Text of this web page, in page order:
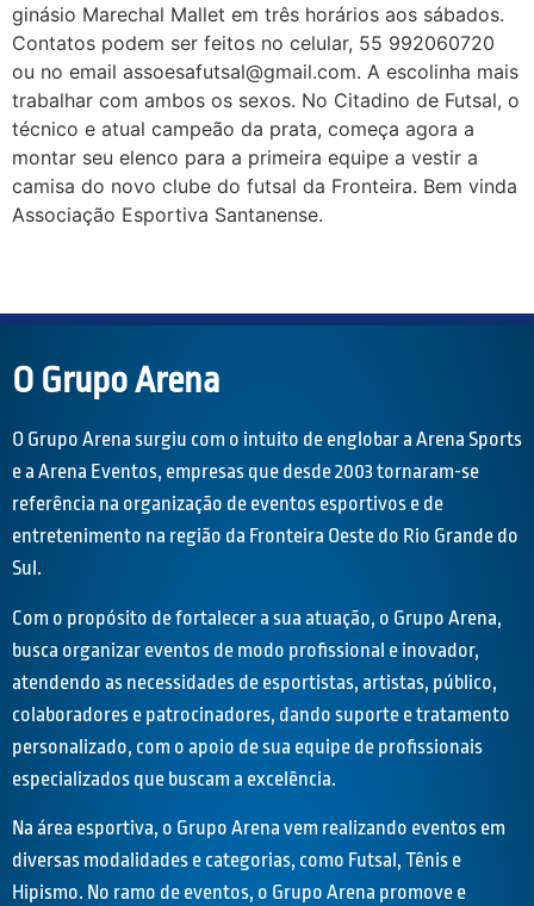
ginásio Marechal Mallet em três horários aos sábados.
Contatos podem ser feitos no celular, 55 992060720
ou no email assoesafutsal@gmail.com. A escolinha mais
trabalhar com ambos os sexos. No Citadino de Futsal, o
técnico e atual campeão da prata, começa agora a
montar seu elenco para a primeira equipe a vestir a
camisa do novo clube do futsal da Fronteira. Bem vinda
Associação Esportiva Santanense.
O Grupo Arena
O Grupo Arena surgiu com o intuito de englobar a Arena Sports
e a Arena Eventos, empresas que desde 2003 tornaram-se
referência na organização de eventos esportivos e de
entretenimento na região da Fronteira Oeste do Rio Grande do
Sul.
Com o propósito de fortalecer a sua atuação, o Grupo Arena,
busca organizar eventos de modo profissional e inovador,
atendendo as necessidades de esportistas, artistas, público,
colaboradores e patrocinadores, dando suporte e tratamento
personalizado, com o apoio de sua equipe de profissionais
especializados que buscam a excelência.
Na área esportiva, o Grupo Arena vem realizando eventos em
diversas modalidades e categorias, como Futsal, Tênis e
Hipismo. No ramo de eventos, o Grupo Arena promove e